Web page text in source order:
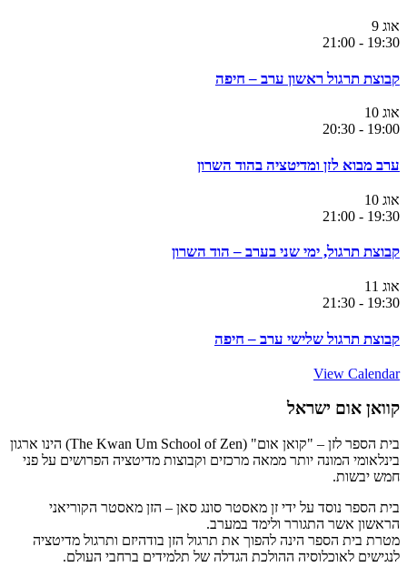
אוג 9
19:30
-
21:00
קבוצת תרגול ראשון ערב – חיפה
אוג 10
19:00
-
20:30
ערב מבוא לזן ומדיטציה בהוד השרון
אוג 10
19:30
-
21:00
קבוצת תרגול, ימי שני בערב – הוד השרון
אוג 11
19:30
-
21:30
קבוצת תרגול שלישי ערב – חיפה
View Calendar
קוואן אום ישראל
בית הספר לזן – "קואן אום" (The Kwan Um School of Zen) הינו ארגון
בינלאומי המונה יותר ממאה מרכזים וקבוצות מדיטציה הפרושים על פני
חמש יבשות.
בית הספר נוסד על ידי זן מאסטר סונג סאן – הזן מאסטר הקוריאני
הראשון אשר התגורר ולימד במערב.
מטרת בית הספר הינה להפוך את תרגול הזן בודהיזם ותרגול מדיטציה
לנגישים לאוכלוסיה ההולכת הגדלה של תלמידים ברחבי העולם.